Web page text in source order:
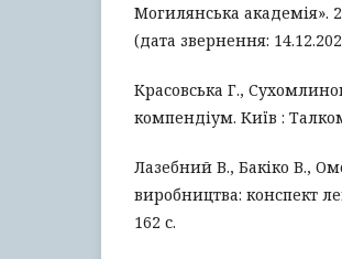
Могилянська академія».
(дата звернення:
Красовська Г.,
компендіум. Київ :
Лазебний В., Бакіко В.,
виробництва: конспект
162 с.